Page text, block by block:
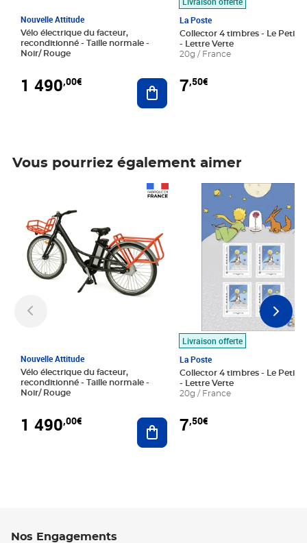
Nouvelle Attitude
Vélo électrique du facteur,
reconditionné - Taille normale -
Noir/ Rouge
1 490,00€ Ajouter au panier
La Poste
Collector 4 timbres - Le Petit
- Lettre Verte
20g / France
7,50€
Vous pourriez également aimer
Nouvelle Attitude
Vélo électrique du facteur,
reconditionné - Taille normale -
Noir/ Rouge
1 490,00€ Ajouter au panier
Livraison offerte
La Poste
Collector 4 timbres - Le Petit
- Lettre Verte
20g / France
7,50€
Prix 7,50€
Nos Engagements